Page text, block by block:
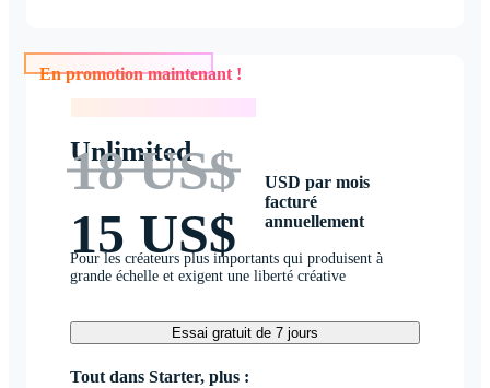
En promotion maintenant !
Unlimited
18 US$
15 US$
USD par mois
facturé
annuellement
Pour les créateurs plus importants qui produisent à
grande échelle et exigent une liberté créative
Essai gratuit de 7 jours
Tout dans Starter, plus :